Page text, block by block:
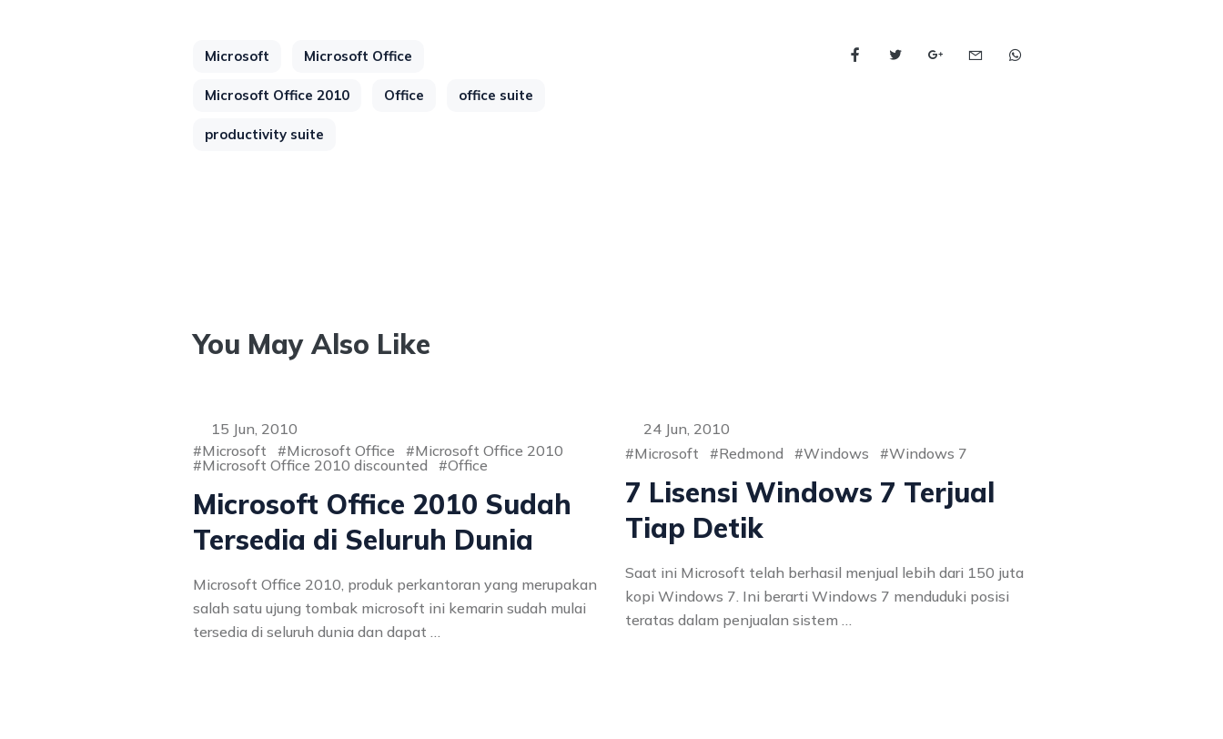
Microsoft Microsoft Office
Microsoft Office 2010 Office office suite
productivity suite
You May Also Like
15 Jun, 2010
Microsoft
Microsoft Office
Microsoft Office 2010
Microsoft Office 2010 discounted
Office
Microsoft Office 2010 Sudah
Tersedia di Seluruh Dunia
Microsoft Office 2010, produk perkantoran yang merupakan
salah satu ujung tombak microsoft ini kemarin sudah mulai
tersedia di seluruh dunia dan dapat …
24 Jun, 2010
Microsoft
Redmond Windows Windows 7
7 Lisensi Windows 7 Terjual
Tiap Detik
Saat ini Microsoft telah berhasil menjual lebih dari 150 juta
kopi Windows 7. Ini berarti Windows 7 menduduki posisi
teratas dalam penjualan sistem …